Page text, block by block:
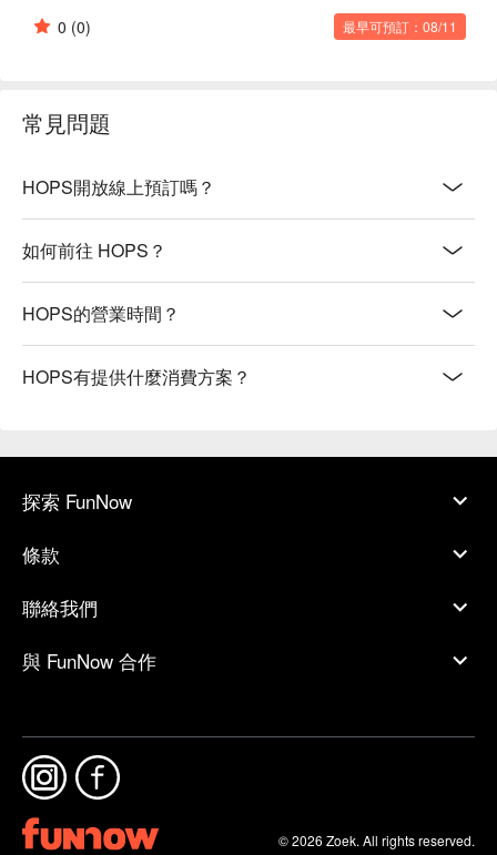
0 (0) 最早可預訂：08/11
常見問題
HOPS開放線上預訂嗎？
如何前往 HOPS？
HOPS的營業時間？
HOPS有提供什麼消費方案？
探索 FunNow
條款
聯絡我們
與 FunNow 合作
© 2026 Zoek. All rights reserved.